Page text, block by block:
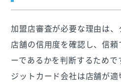
加盟店審査が必要な理由は
店舗の信用度を確認し、信
ーであるかを判断するため
ジットカード会社は店舗が適